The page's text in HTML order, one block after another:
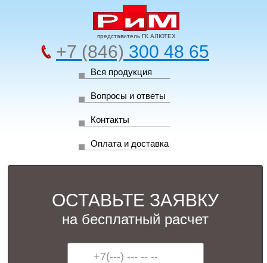
представитель ГК АЛЮТЕХ
Вся продукция
Вопросы и ответы
Контакты
Оплата и доставка
+7 (846) 300 48 65
ОСТАВЬТЕ ЗАЯВКУ
на бесплатный расчет